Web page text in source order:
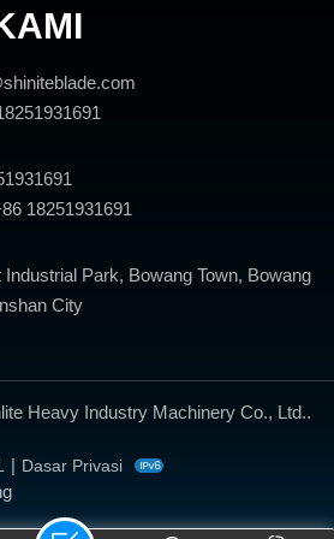
LANJUT
18251931691
Park, Bowang Town, Bowang
City
Heavy Industry Machinery Co., Ltd..
| Dasar Privasi